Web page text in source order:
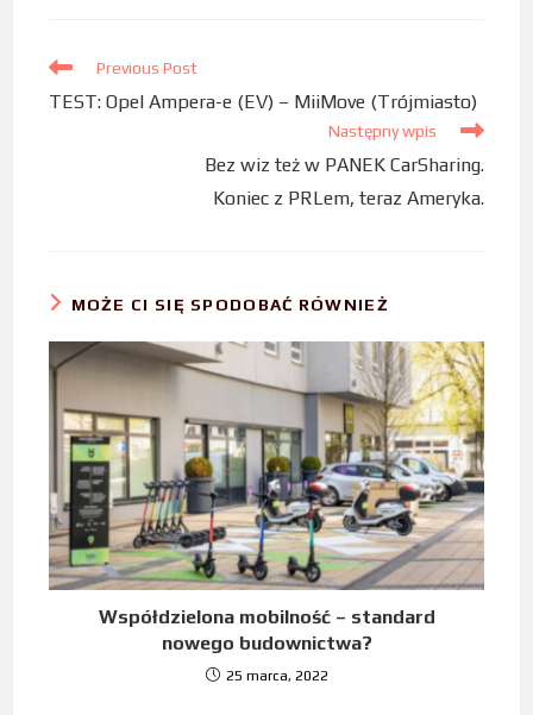
o
o
e
r
d
I
Previous Post
TEST: Opel Ampera-e (EV) – MiiMove (Trójmiasto)
Następny wpis
Bez wiz też w PANEK CarSharing.
Koniec z PRLem, teraz Ameryka.
MOŻE CI SIĘ SPODOBAĆ RÓWNIEŻ
Współdzielona mobilność – standard
nowego budownictwa?
25 marca, 2022